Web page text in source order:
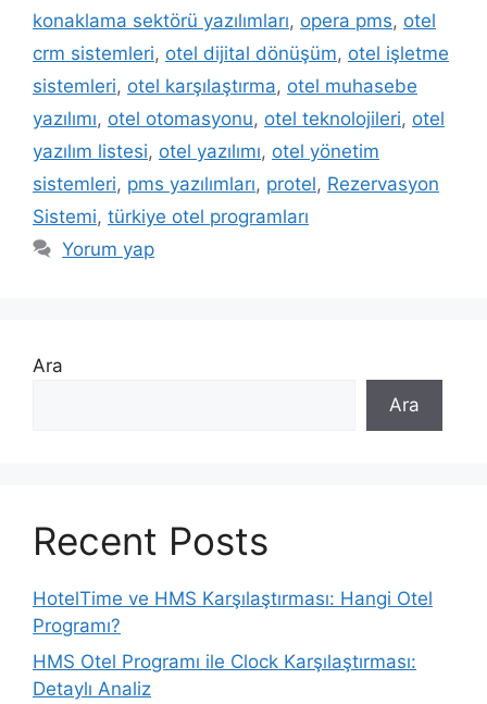
konaklama sektörü yazılımları, opera pms, otel
crm sistemleri, otel dijital dönüşüm, otel işletme
sistemleri, otel karşılaştırma, otel muhasebe
yazılımı, otel otomasyonu, otel teknolojileri, otel
yazılım listesi, otel yazılımı, otel yönetim
sistemleri, pms yazılımları, protel, Rezervasyon
Sistemi, türkiye otel programları
Yorum yap
Ara
Ara
Recent Posts
HotelTime ve HMS Karşılaştırması: Hangi Otel
Programı?
HMS Otel Programı ile Clock Karşılaştırması:
Detaylı Analiz